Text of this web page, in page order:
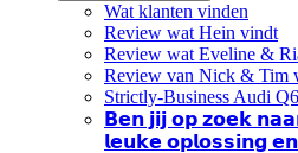
Wat klanten vinden
Review wat Hein vindt
Review wat Eveline &
Review van Nick & Tim
Strictly-Business Audi Q6
𝗕𝗲𝗻 𝗷𝗶𝗷 𝗼𝗽 𝘇𝗼𝗲𝗸
𝗹𝗲𝘂𝗸𝗲 𝗼𝗽𝗹𝗼𝘀𝘀𝗶𝗻𝗴